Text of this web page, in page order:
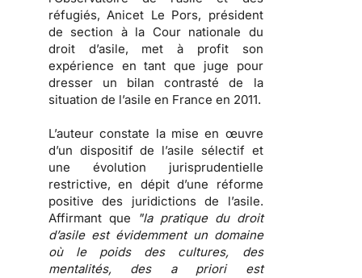
réfugiés,Anicet Le Pors, président
de section à la Cour nationale du
droit d’asile, met à profit son
expérience en tant que juge pour
dresser un bilan contrasté de la
situation de l’asile en France en 2011.
L’auteur constate la mise en œuvre
d’un dispositif de l’asile sélectif et
une évolution jurisprudentielle
restrictive, en dépit d’une réforme
positive des juridictions de l’asile.
Affirmant que
"la pratique du droit
d’asile est évidemment un domaine
où le poids des cultures, des
mentalités, des a priori est